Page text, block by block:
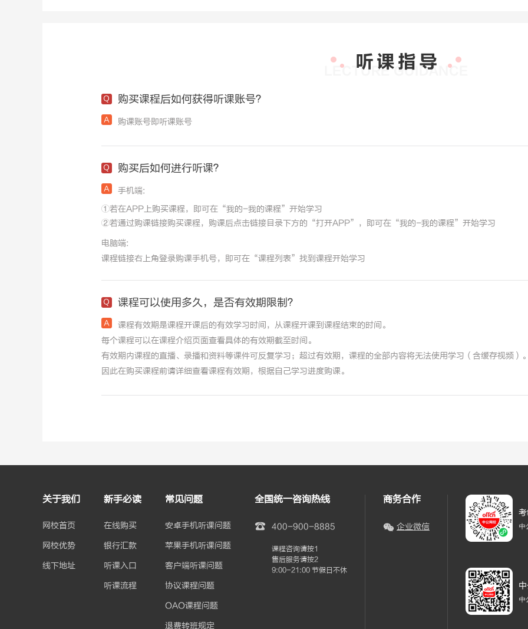
购买课程后如何获得听课账号？
购课账号即听课账号
购买后如何进行听课？
手机端:
①若在APP上购买课程，即可在“我的-我的课程”开始学习
②若通过购课链接购买课程，购课后点击链接目录下方的“打开APP”，即可在“我的-我的课程”开始学习
电脑端:
课程链接右上角登录购课手机号，即可在“课程列表”找到课程开始学习
课程可以使用多久，是否有效期限制？
课程有效期是课程开课后的有效学习时间，从课程开课到课程结束的时间。
每个课程可以在课程介绍页面查看具体的有效期截至时间。
有效期内课程的直播、录播和资料等课件可反复学习；超过有效期，课程的全部内容将无法使用学习（含缓存视频）
因此在购买课程前请详细查看课程有效期，根据自己学习进度购课。
关于我们
网校首页
网校优势
线下地址
新手必读
在线购买
银行汇款
听课入口
听课流程
常见问题
安卓手机听课问题
苹果手机听课问题
客户端听课问题
协议课程问题
OAO课程问题
退费转班规定
全国统一咨询热线
400-900-8885
课程咨询请按1
售后服务请按2
9:00-21:00 节假日不休
商务合作
企业微信 中
中